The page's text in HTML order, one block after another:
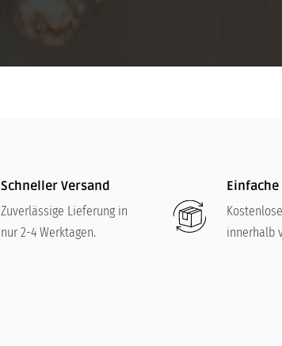
Schneller Versand
Zuverlässige Lieferung in
nur 2-4 Werktagen.
innerhalb